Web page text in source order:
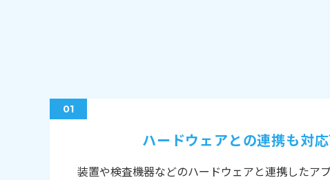
ハードウェアとの連携も対
装置や検査機器などのハードウェアと連携したア